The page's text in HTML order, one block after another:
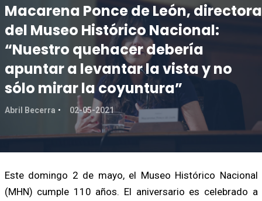
Macarena Ponce de León, directora
del Museo Histórico Nacional:
“Nuestro quehacer debería
apuntar a levantar la vista y no
sólo mirar la coyuntura”
Abril Becerra 02-05-2021
Este domingo 2 de mayo, el Museo Histórico Nacional
(MHN) cumple 110 años. El aniversario es celebrado a